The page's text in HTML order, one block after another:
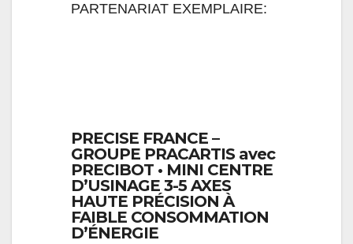
PARTENARIAT EXEMPLAIRE:
PRECISE FRANCE –
GROUPE PRACARTIS avec
PRECIBOT • MINI CENTRE
D’USINAGE 3-5 AXES
HAUTE PRÉCISION À
FAIBLE CONSOMMATION
D’ÉNERGIE